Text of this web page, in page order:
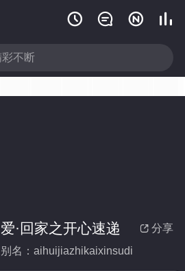
   
 分享
爱·回家之开心速递
别名：aihuijiazhikaixinsudi